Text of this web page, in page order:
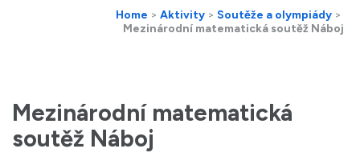
Home > Aktivity > Soutěže a olympiády >
Mezinárodní matematická soutěž Náboj
Mezinárodní matematická
soutěž Náboj